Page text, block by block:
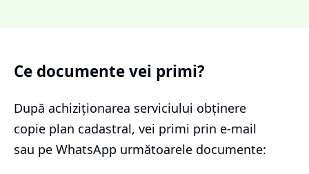
Ce documente vei primi?
După achiziționarea serviciului obținere
copie plan cadastral, vei primi prin e-mail
sau pe WhatsApp următoarele documente: